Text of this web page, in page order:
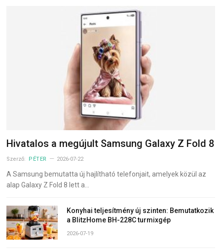
Hivatalos a megújult Samsung Galaxy Z Fold 8
Szerző: PÉTER 2026-07-22
A Samsung bemutatta új hajlítható telefonjait, amelyek közül az
alap Galaxy Z Fold 8 lett a…
Konyhai teljesítmény új szinten: Bemutatkozik
a BlitzHome BH-228C turmixgép
2026-07-19